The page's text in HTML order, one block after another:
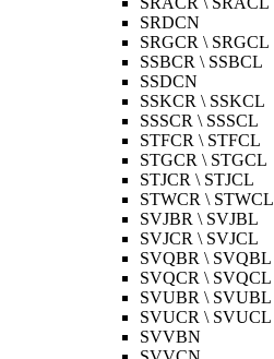
SRDCN
SRGCR \ SRGCL
SSBCR \ SSBCL
SSDCN
SSKCR \ SSKCL
SSSCR \ SSSCL
STFCR \ STFCL
STGCR \ STGCL
STJCR \ STJCL
STWCR \ STWCL
SVJBR \ SVJBL
SVJCR \ SVJCL
SVQBR \ SVQBL
SVQCR \ SVQCL
SVUBR \ SVUBL
SVUCR \ SVUCL
SVVBN